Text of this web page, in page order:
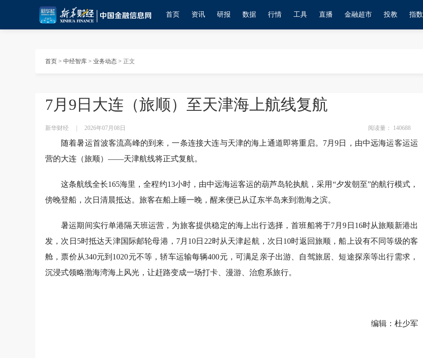
首页 资讯 研报 数据 行情 工具 直播 金融超市 投教 指数
首页 > 中经智库 > 业务动态 > 正文
7月9日大连（旅顺）至天津海上航线复航
新华财经 2026年07月08日 阅读量： 140688
随着暑运首波客流高峰的到来，一条连接大连与天津的海上通道即将重启。7月9日，由中远海运客运运
营的大连（旅顺）——天津航线将正式复航。
这条航线全长165海里，全程约13小时，由中远海运客运的葫芦岛轮执航，采用“夕发朝至”的航行模式，
傍晚登船，次日清晨抵达。旅客在船上睡一晚，醒来便已从辽东半岛来到渤海之滨。
暑运期间实行单港隔天班运营，为旅客提供稳定的海上出行选择，首班船将于7月9日16时从旅顺新港出
发，次日5时抵达天津国际邮轮母港，7月10日22时从天津起航，次日10时返回旅顺，船上设有不同等级的客
舱，票价从340元到1020元不等，轿车运输每辆400元，可满足亲子出游、自驾旅居、短途探亲等出行需求，
沉浸式领略渤海湾海上风光，让赶路变成一场打卡、漫游、治愈系旅行。
编辑：杜少军